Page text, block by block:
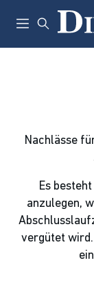
Nachlässe
Es
anzulegen,
vergütet